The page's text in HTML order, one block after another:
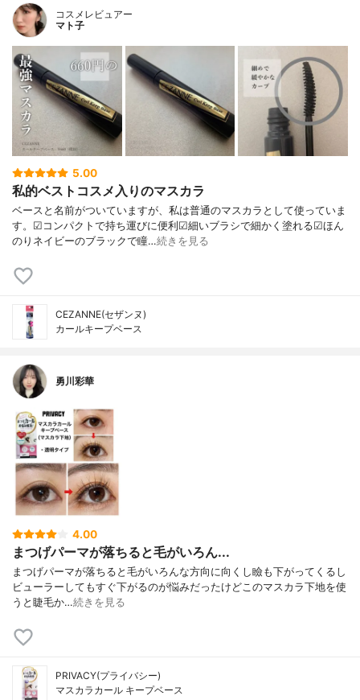
コスメレビュアー
マト子
5.00
私的ベストコスメ入りのマスカラ
ベースと名前がついていますが、私は普通のマスカラとして使っていま
す。☑︎コンパクトで持ち運びに便利☑︎細いブラシで細かく塗れる☑︎ほん
のりネイビーのブラックで瞳…続きを見る
CEZANNE(セザンヌ)
カールキープベース
勇川彩華
4.00
まつげパーマが落ちると毛がいろん...
まつげパーマが落ちると毛がいろんな方向に向くし瞼も下がってくるし
ビューラーしてもすぐ下がるのが悩みだったけどこのマスカラ下地を使
うと睫毛か…続きを見る
PRIVACY(プライバシー)
マスカラカール キープベース